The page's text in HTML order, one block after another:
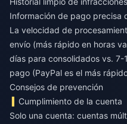
Información de pago precisa
La velocidad de
envío (más rápido en horas
días para consolidados vs.
pago (PayPal es el más
Consejos de prevención
Cumplimiento de la cuenta
Solo una cuenta: cuentas